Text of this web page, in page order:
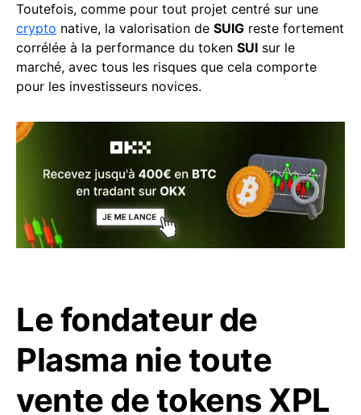
Toutefois, comme pour tout projet centré sur une
crypto native, la valorisation de SUIG reste fortement
corrélée à la performance du token SUI sur le
marché, avec tous les risques que cela comporte
pour les investisseurs novices.
Le fondateur de
Plasma nie toute
vente de tokens XPL